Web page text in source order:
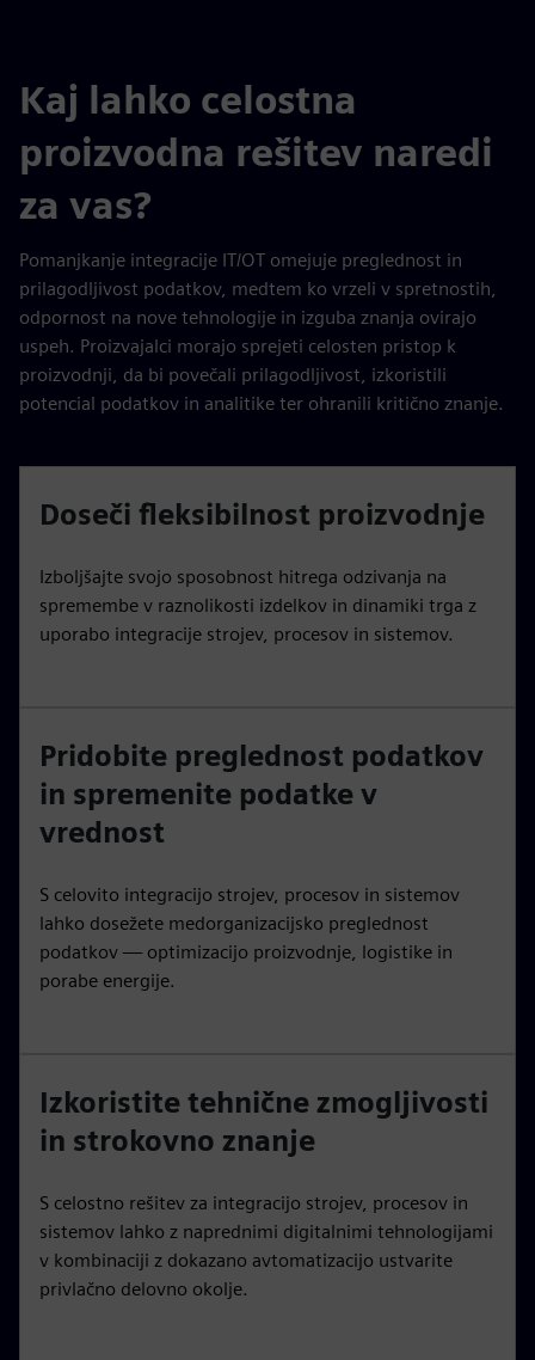
Kaj lahko celostna
proizvodna rešitev naredi
za vas?
Pomanjkanje integracije IT/OT omejuje preglednost in
prilagodljivost podatkov, medtem ko vrzeli v spretnostih,
odpornost na nove tehnologije in izguba znanja ovirajo
uspeh. Proizvajalci morajo sprejeti celosten pristop k
proizvodnji, da bi povečali prilagodljivost, izkoristili
potencial podatkov in analitike ter ohranili kritično znanje.
Doseči fleksibilnost proizvodnje
Izboljšajte svojo sposobnost hitrega odzivanja na
spremembe v raznolikosti izdelkov in dinamiki trga z
uporabo integracije strojev, procesov in sistemov.
Pridobite preglednost podatkov
in spremenite podatke v
vrednost
S celovito integracijo strojev, procesov in sistemov
lahko dosežete medorganizacijsko preglednost
podatkov — optimizacijo proizvodnje, logistike in
porabe energije.
Izkoristite tehnične zmogljivosti
in strokovno znanje
S celostno rešitev za integracijo strojev, procesov in
sistemov lahko z naprednimi digitalnimi tehnologijami
v kombinaciji z dokazano avtomatizacijo ustvarite
privlačno delovno okolje.